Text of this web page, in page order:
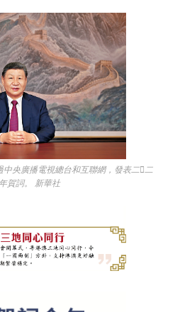
央廣播電視總台和互聯網，發表二二
賀詞。 新華社